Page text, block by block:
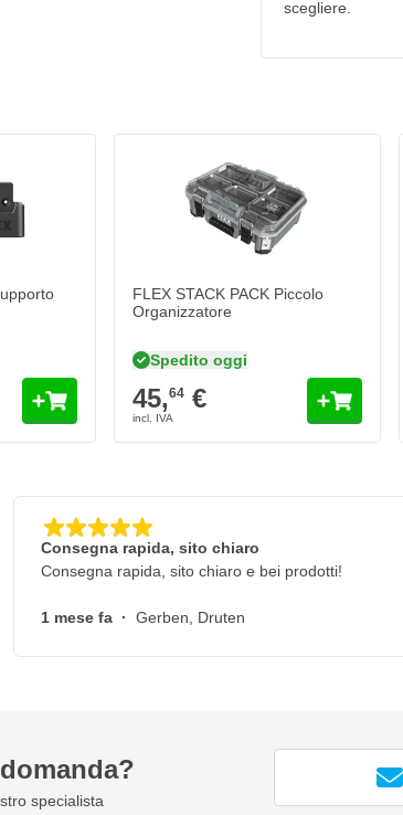
scegliere.
FLEX STACK PACK Piccolo
Organizzatore
Spedito oggi
45,64 €
Consegna rapida, sito chiaro
Consegna rapida, sito chiaro e bei prodotti!
1 mese fa · Gerben, Druten
specialista